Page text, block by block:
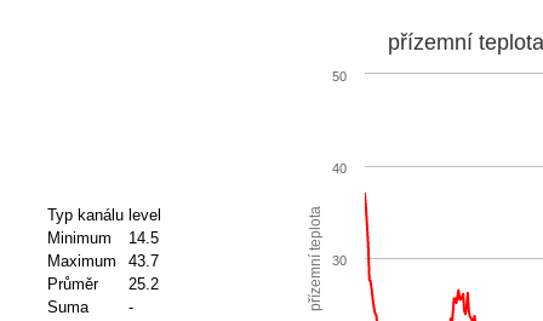
Typ kanálu level
Minimum
14.5
Maximum
43.7
Průměr
25.2
Suma
- přízemní teplota
přízemní
30
40
50